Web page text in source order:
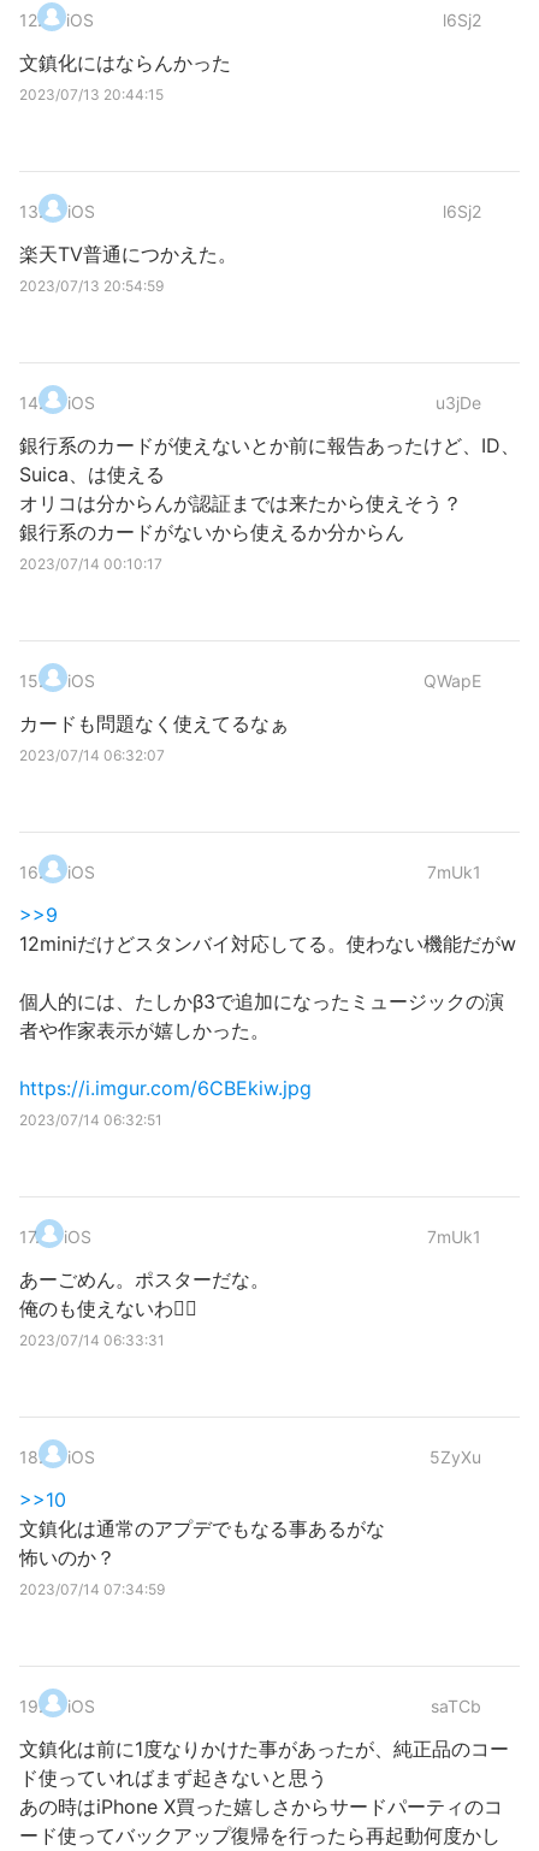
12. iOS l6Sj2
文鎮化にはならんかった
2023/07/13 20:44:15
13. iOS l6Sj2
楽天TV普通につかえた。
2023/07/13 20:54:59
14. iOS u3jDe
銀行系のカードが使えないとか前に報告あったけど、ID、
Suica、は使える
オリコは分からんが認証までは来たから使えそう？
銀行系のカードがないから使えるか分からん
2023/07/14 00:10:17
15. iOS QWapE
カードも問題なく使えてるなぁ
2023/07/14 06:32:07
16. iOS 7mUk1
>>9
12miniだけどスタンバイ対応してる。使わない機能だがw
個人的には、たしかβ3で追加になったミュージックの演
者や作家表示が嬉しかった。
https://i.imgur.com/6CBEkiw.jpg
2023/07/14 06:32:51
17. iOS 7mUk1
あーごめん。ポスターだな。
俺のも使えないわ🙇‍♂️
2023/07/14 06:33:31
18. iOS 5ZyXu
>>10
文鎮化は通常のアプデでもなる事あるがな
怖いのか？
2023/07/14 07:34:59
19. iOS saTCb
文鎮化は前に1度なりかけた事があったが、純正品のコー
ド使っていればまず起きないと思う
あの時はiPhone X買った嬉しさからサードパーティのコ
ード使ってバックアップ復帰を行ったら再起動何度かし